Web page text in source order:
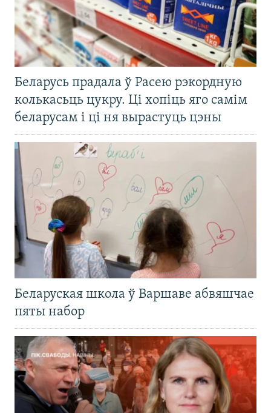
Беларусь прадала ў Расею рэкордную
колькасьць цукру. Ці хопіць яго самім
беларусам і ці ня вырастуць цэны
Беларуская школа ў Варшаве абвяшчае
пяты набор